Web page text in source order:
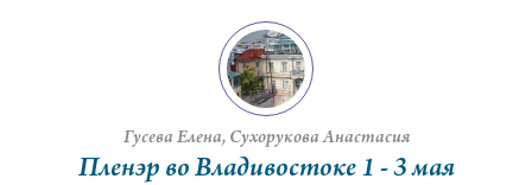
Гусева Елена Сухорукова Анастасия
Пленэр во Владивостоке 1 - 3 мая